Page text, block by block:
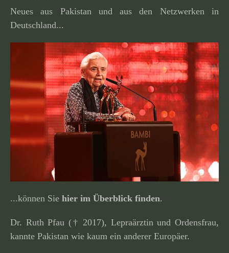
Neues aus Pakistan und aus den Netzwerken in
Deutschland...
...können Sie hier im Überblick finden.
Dr. Ruth Pfau († 2017), Lepraärztin und Ordensfrau,
kannte Pakistan wie kaum ein anderer Europäer.